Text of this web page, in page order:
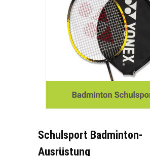
Schulsport Badminton-
Ausrüstung